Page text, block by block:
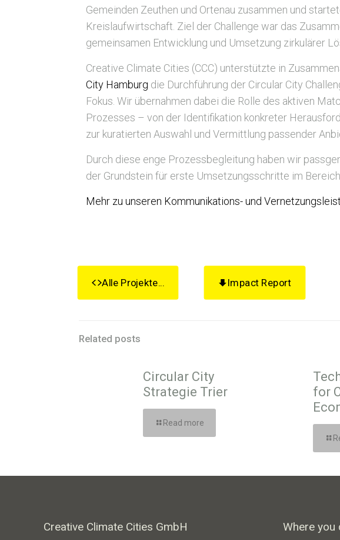
Gemeinden Zeuthen und Ortenau zusammen und
Kreislaufwirtschaft. Ziel der Challenge war das
gemeinsamen Entwicklung und Umsetzung zirkulärer
Creative Climate Cities (CCC) unterstützte in
City Hamburg die Durchführung der Circular City
Fokus. Wir übernahmen dabei die Rolle des aktiven
Prozesses – von der Identifikation konkreter
zur kuratierten Auswahl und Vermittlung passender
Durch diese enge Prozessbegleitung haben wir
der Grundstein für erste Umsetzungsschritte im
Mehr zu unseren Kommunikations- und
Alle Projekte... Impact Report
Related posts
Circular City
Strategie Trier
Read more
for
Creative Climate Cities GmbH Where you